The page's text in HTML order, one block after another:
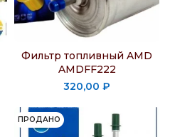
Фильтр топливный AMD
AMDFF222
320,00 ₽
ПРОДАНО